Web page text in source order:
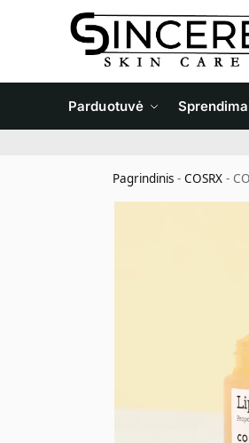
Parduotuvė
Pagrindinis -COSRX -